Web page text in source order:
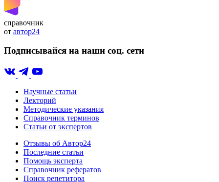
справочник
от автор24
Подписывайся на наши соц. сети
Научные статьи
Лекторий
Методические указания
Справочник терминов
Статьи от экспертов
Отзывы об Автор24
Последние статьи
Помощь эксперта
Справочник рефератов
Поиск репетитора